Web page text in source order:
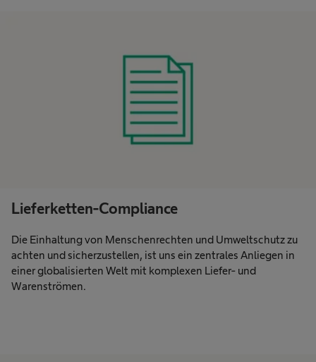
Lieferketten-Compliance
Die Einhaltung von Menschenrechten und Umweltschutz zu
achten und sicherzustellen, ist uns ein zentrales Anliegen in
einer globalisierten Welt mit komplexen Liefer- und
Warenströmen.